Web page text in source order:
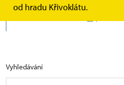
od hradu Křivoklátu.
Vyhledávání